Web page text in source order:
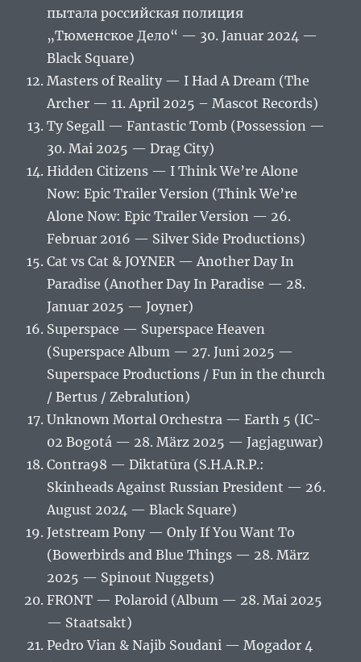
пытала российская полиция
„Тюменское Дело“ — 30. Januar 2024 —
Black Square)
Masters of Reality — I Had A Dream (The
Archer — 11. April 2025 – Mascot Records)
Ty Segall — Fantastic Tomb (Possession —
30. Mai 2025 — Drag City)
Hidden Citizens — I Think We’re Alone
Now: Epic Trailer Version (Think We’re
Alone Now: Epic Trailer Version — 26.
Februar 2016 — Silver Side Productions)
Cat vs Cat & JOYNER — Another Day In
Paradise (Another Day In Paradise — 28.
Januar 2025 — Joyner)
Superspace — Superspace Heaven
(Superspace Album — 27. Juni 2025 —
Superspace Productions / Fun in the church
/ Bertus / Zebralution)
Unknown Mortal Orchestra — Earth 5 (IC-
02 Bogotá — 28. März 2025 — Jagjaguwar)
Contra98 — Diktatūra (S.H.A.R.P.:
Skinheads Against Russian President — 26.
August 2024 — Black Square)
Jetstream Pony — Only If You Want To
(Bowerbirds and Blue Things — 28. März
2025 — Spinout Nuggets)
FRONT — Polaroid (Album — 28. Mai 2025
— Staatsakt)
Pedro Vian & Najib Soudani — Mogador 4